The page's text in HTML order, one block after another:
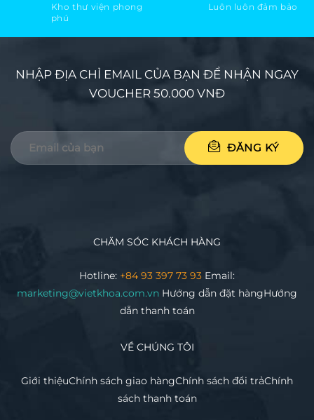
Kho thư viện phong
phú
Luôn luôn đảm bảo
NHẬP ĐỊA CHỈ EMAIL CỦA BẠN ĐỂ NHẬN NGAY
VOUCHER 50.000 VNĐ
CHĂM SÓC KHÁCH HÀNG
Hotline: +84 93 397 73 93 Email:
marketing@vietkhoa.com.vn Hướng dẫn đặt hàngHướng
dẫn thanh toán
VỀ CHÚNG TÔI
Giới thiệuChính sách giao hàngChính sách đổi trảChính
sách thanh toán